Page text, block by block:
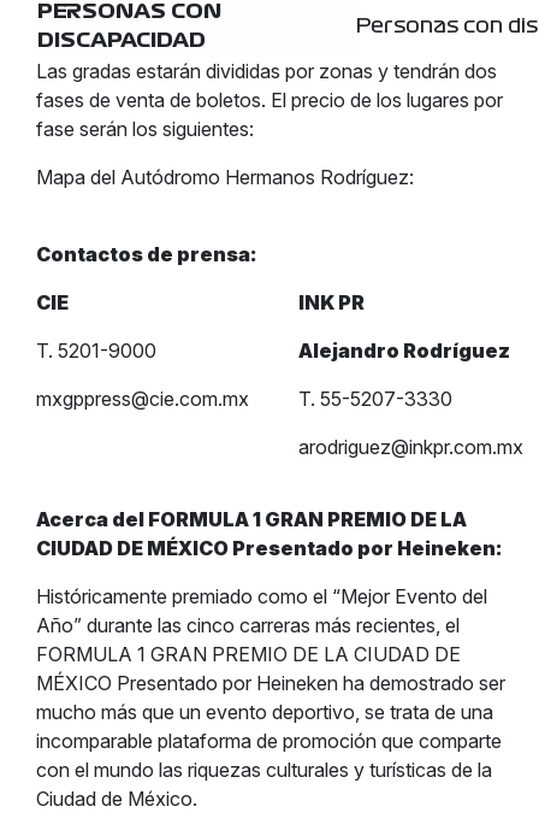
PERSONAS CON
DISCAPACIDAD
Personas con
Las gradas estarán divididas por zonas y tendrán dos
fases de venta de boletos. El precio de los lugares por
fase serán los siguientes:
Mapa del Autódromo Hermanos Rodríguez:
Contactos de prensa:
CIE
T. 5201-9000
mxgppress@cie.com.mx
INK PR
Alejandro Rodríguez
T. 55-5207-3330
arodriguez@inkpr.com.mx
Acerca del FORMULA 1 GRAN PREMIO DE LA
CIUDAD DE MÉXICO Presentado por Heineken:
Históricamente premiado como el “Mejor Evento del
Año” durante las cinco carreras más recientes, el
FORMULA 1 GRAN PREMIO DE LA CIUDAD DE
MÉXICO Presentado por Heineken ha demostrado ser
mucho más que un evento deportivo, se trata de una
incomparable plataforma de promoción que comparte
con el mundo las riquezas culturales y turísticas de la
Ciudad de México.